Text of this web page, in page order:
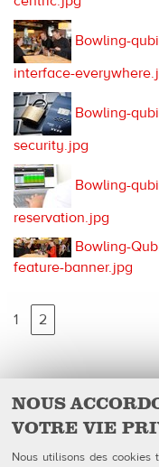
NOUS
VOTRE VIE
Nous utilisons des cookies
Bowling-
interface-
Bowling-
security.jpg
Bowling-
reservation.jpg
Bowling-
feature-banner.jpg
1 2
Follow Us on